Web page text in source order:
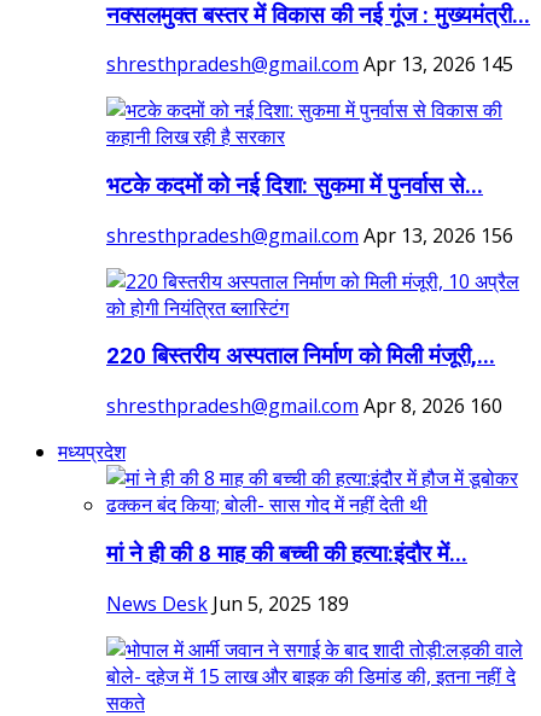
नक्सलमुक्त बस्तर में विकास की नई गूंज : मुख्यमंत्री...
shresthpradesh@gmail.com Apr 13, 2026 145
भटके कदमों को नई दिशा: सुकमा में पुनर्वास से...
shresthpradesh@gmail.com Apr 13, 2026 156
220 बिस्तरीय अस्पताल निर्माण को मिली मंजूरी,...
shresthpradesh@gmail.com Apr 8, 2026 160
मध्यप्रदेश
मां ने ही की 8 माह की बच्ची की हत्या:इंदौर में...
News Desk Jun 5, 2025 189